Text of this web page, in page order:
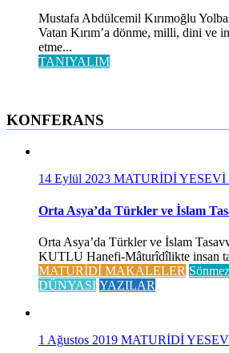
Mustafa Abdülcemil Kırımoğlu
Vatan Kırım’a dönme, milli, dini ve
etme...
TANIYALIM
KONFERANS
14 Eylül 2023 MATURİDİ YESEVİ
Orta Asya’da Türkler ve İslam
Orta Asya’da Türkler ve İslam
KUTLU Hanefi-Mâturîdîlikte insan
MATURİDİ MAKALELER
DÜNYASI YAZILAR
1 Ağustos 2019 MATURİDİ